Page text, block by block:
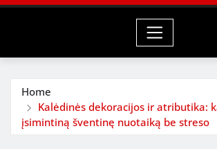
Home
Kalėdinės dekoracijos ir atributika:
įsimintiną šventinę nuotaiką be streso